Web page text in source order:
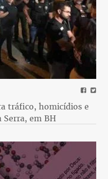
tráfico, homicídios e
em BH